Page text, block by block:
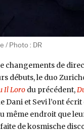
/ Photo : DR
changements de
débuts, le duo
Il Loro du précédent,
Dani et Sevi l’ont
même endroit que
de kosmische